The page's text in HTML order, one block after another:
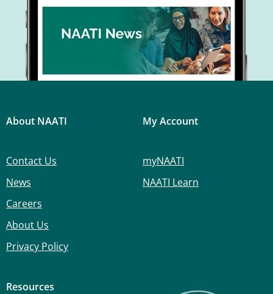
About NAATI
Contact Us
News
Careers
About Us
Privacy Policy
My Account
myNAATI
NAATI Learn
Resources